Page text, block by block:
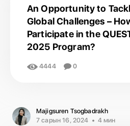
An Opportunity to
Global Challenges –
Participate in the
2025 Program?
4444 0
Majigsuren Tsogbadrakh
7 сарын 16, 2024
4 мин